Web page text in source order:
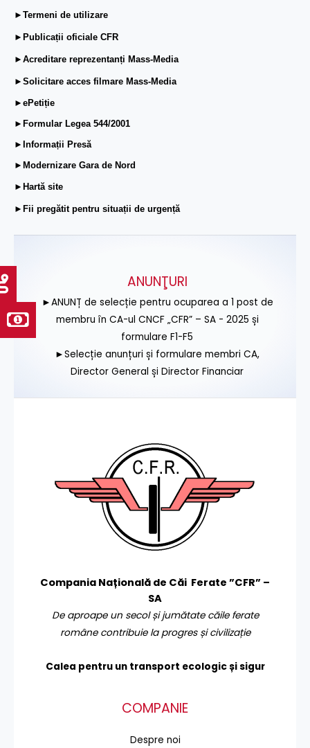
►Termeni de utilizare
►Publicații oficiale CFR
►Acreditare reprezentanți Mass-Media
►Solicitare acces filmare Mass-Media
►ePetiție
►Formular Legea 544/2001
►Informații Presă
►Modernizare Gara de Nord
►Hartă site
►Fii pregătit pentru situații de urgență
ANUNŢURI
►ANUNȚ de selecție pentru ocuparea a 1 post de
membru în CA-ul CNCF „CFR” – SA - 2025 și
formulare F1-F5
►Selecție anunțuri și formulare membri CA,
Director General și Director Financiar
Compania Națională de Căi Ferate ”CFR” –
SA
De aproape un secol și jumătate căile ferate
române contribuie la progres și civilizație
Calea pentru un transport ecologic și sigur
COMPANIE
Despre noi